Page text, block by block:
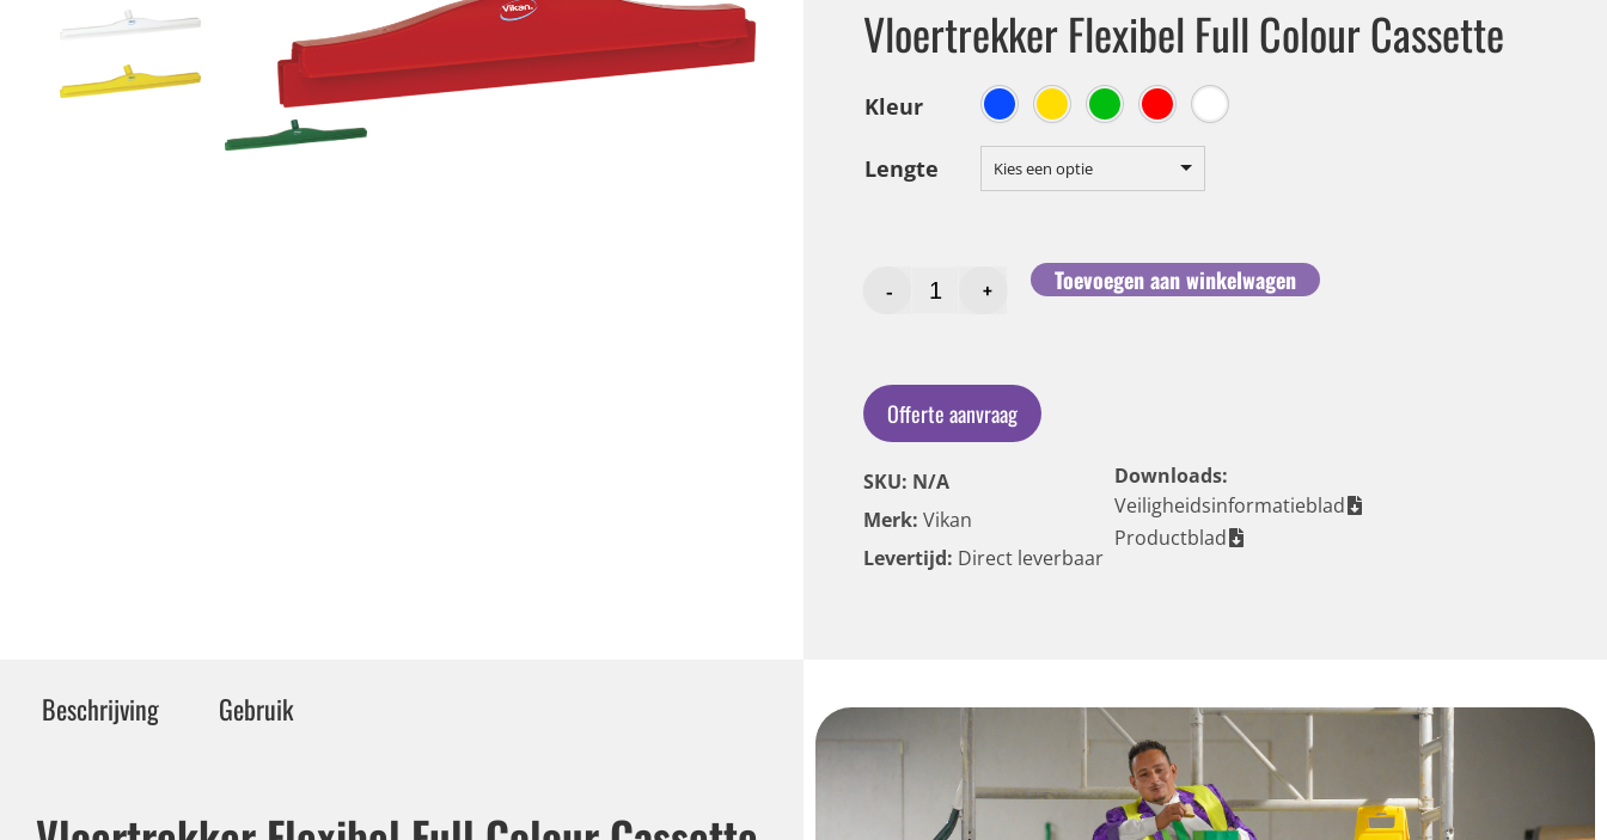
Vloertrekker Flexibel Full Colour Cassette
Kleur
Lengte Kies een optie
- + Toevoegen aan winkelwagen
Offerte aanvraag
SKU: N/A
Merk: Vikan
Levertijd: Direct leverbaar
Downloads:
Veiligheidsinformatieblad
Productblad
Beschrijving Gebruik